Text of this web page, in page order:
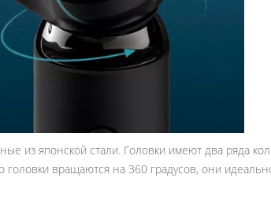
из японской стали. Головки имеют два ряда
вращаются на 360 градусов, они